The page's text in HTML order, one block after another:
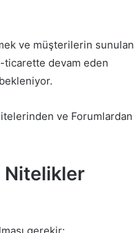
ve müşterilerin sunulan
ticarette devam eden
ve Forumlardan
Nitelikler
gerekir: